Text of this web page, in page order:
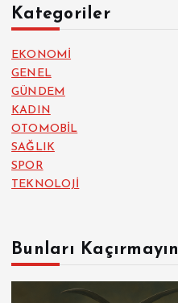
Kategoriler
EKONOMİ
GENEL
GÜNDEM
KADIN
OTOMOBİL
SAĞLIK
SPOR
TEKNOLOJİ
Bunları Kaçırmayın